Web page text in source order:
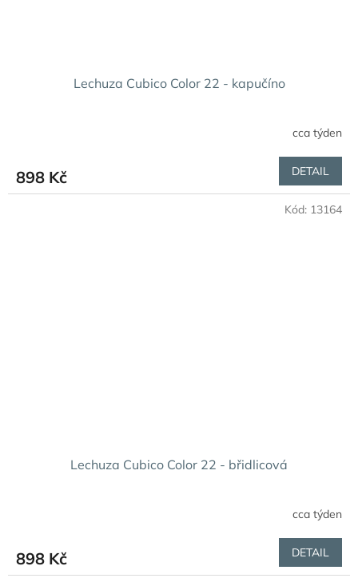
Lechuza Cubico Color 22 - kapučíno
cca týden
898 Kč DETAIL
Lechuza Cubico Color 22 - břidlicová
cca týden
898 Kč DETAIL
Kód: 13164